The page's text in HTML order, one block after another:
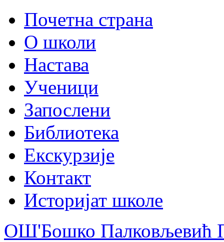
Почетна страна
О школи
Настава
Ученици
Запослени
Библиотека
Екскурзије
Контакт
Историјат школе
ОШ'Бошко Палковљевић